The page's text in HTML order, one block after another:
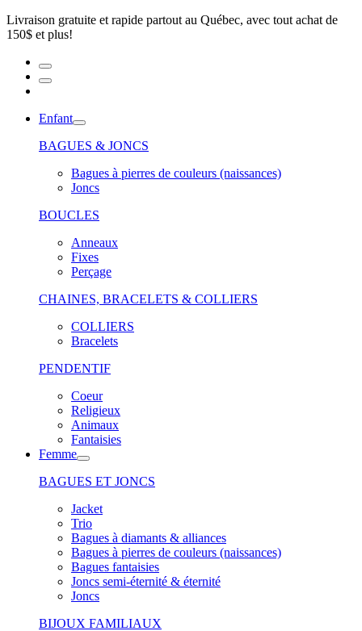
Livraison gratuite et rapide partout au Québec, avec tout achat de
150$ et plus!
Enfant
BAGUES & JONCS
Bagues à pierres de couleurs (naissances)
Joncs
BOUCLES
Anneaux
Fixes
Perçage
CHAINES, BRACELETS & COLLIERS
COLLIERS
Bracelets
PENDENTIF
Coeur
Religieux
Animaux
Fantaisies
Femme
BAGUES ET JONCS
Jacket
Trio
Bagues à diamants & alliances
Bagues à pierres de couleurs (naissances)
Bagues fantaisies
Joncs semi-éternité & éternité
Joncs
BIJOUX FAMILIAUX